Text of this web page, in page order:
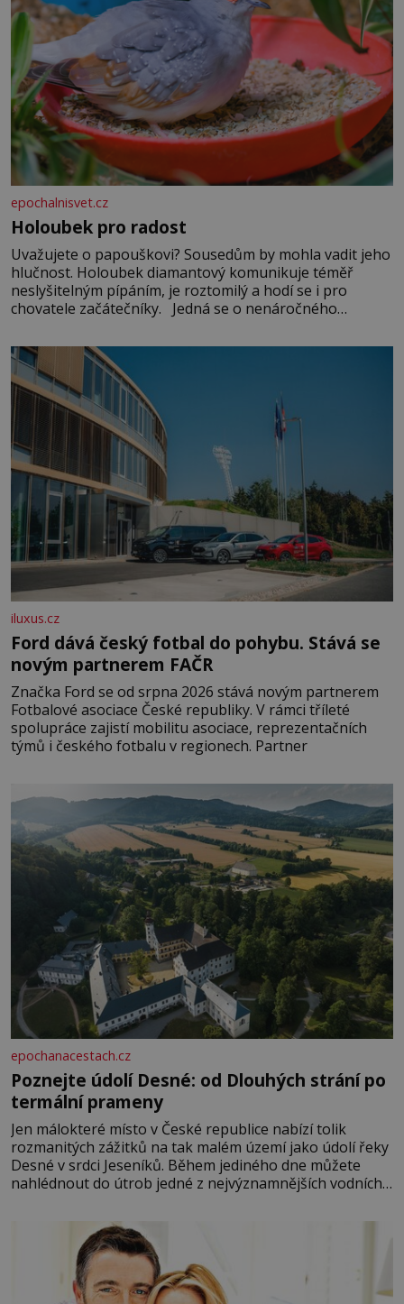
epochalnisvet.cz
Holoubek pro radost
Uvažujete o papouškovi? Sousedům by mohla vadit jeho
hlučnost. Holoubek diamantový komunikuje téměř
neslyšitelným pípáním, je roztomilý a hodí se i pro
chovatele začátečníky. Jedná se o nenáročného
času tráví na zemi, kde sbírá zbytky semínek Jeho
domovinou je prakticky celá Austrálie s výjimkou
pobřežní oblasti.
iluxus.cz
Ford dává český fotbal do pohybu. Stává se
novým partnerem FAČR
Značka Ford se od srpna 2026 stává novým partnerem
Fotbalové asociace České republiky. V rámci tříleté
spolupráce zajistí mobilitu asociace, reprezentačních
týmů i českého fotbalu v regionech. Partner
epochanacestach.cz
Poznejte údolí Desné: od Dlouhých strání po
termální prameny
Jen málokteré místo v České republice nabízí tolik
rozmanitých zážitků na tak malém území jako údolí řeky
Desné v srdci Jeseníků. Během jediného dne můžete
nahlédnout do útrob jedné z nejvýznamnějších vodních
se na koloběžce a den zakončit poznáváním památek ve
Velkých Losinách nebo v termálním